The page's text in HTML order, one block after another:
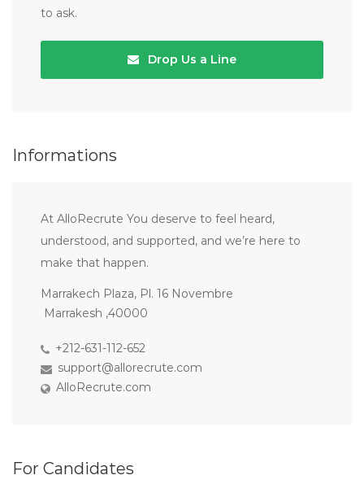
to ask.
Drop Us a Line
Informations
At AlloRecrute You deserve to feel heard,
understood, and supported, and we’re here to
make that happen.
Marrakech Plaza, Pl. 16 Novembre
Marrakesh ,40000
+212-631-112-652
support@allorecrute.com
AlloRecrute.com
For Candidates